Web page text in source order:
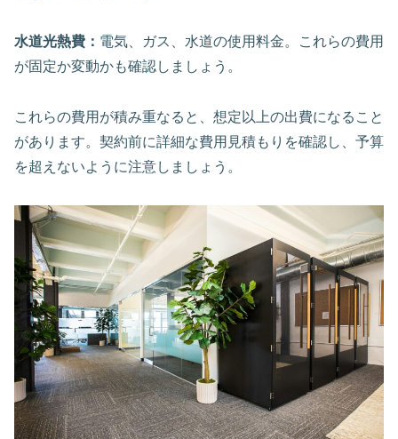
水道光熱費： 電気、ガス、水道の使用料金。これらの費用
が固定か変動かも確認しましょう。
これらの費用が積み重なると、想定以上の出費になること
があります。契約前に詳細な費用見積もりを確認し、予算
を超えないように注意しましょう。